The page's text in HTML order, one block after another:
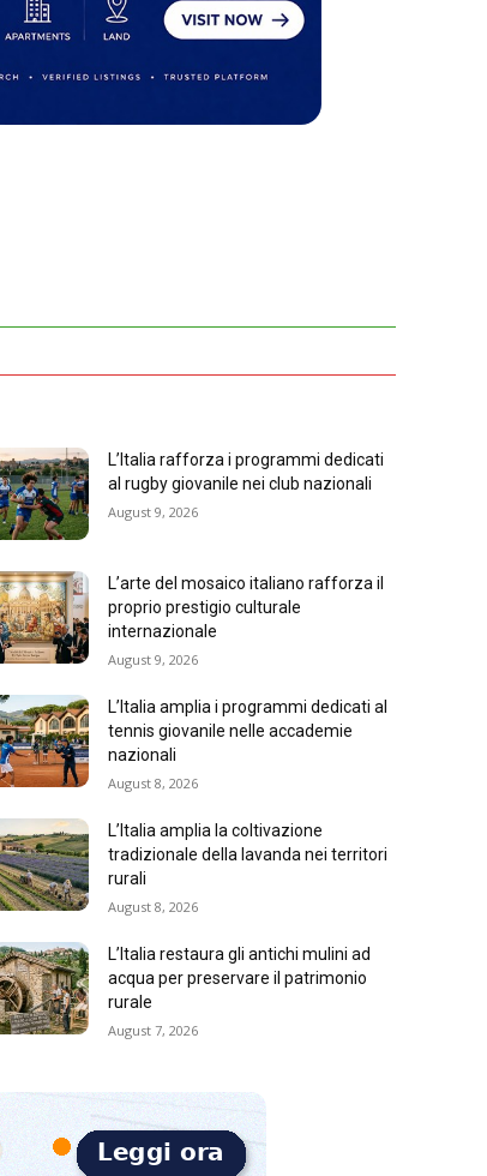
L’Italia rafforza i programmi dedicati
al rugby giovanile nei club nazionali
August 9, 2026
L’arte del mosaico italiano rafforza il
proprio prestigio culturale
internazionale
August 9, 2026
L’Italia amplia i programmi dedicati al
tennis giovanile nelle accademie
nazionali
August 8, 2026
L’Italia amplia la coltivazione
tradizionale della lavanda nei territori
rurali
August 8, 2026
L’Italia restaura gli antichi mulini ad
acqua per preservare il patrimonio
rurale
August 7, 2026